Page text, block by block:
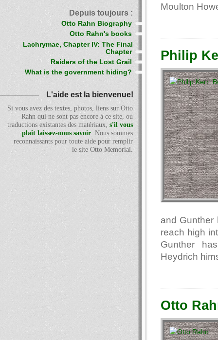
Moulton
Philip
and Gunther
reach high
Gunther
Heydrich
Otto
Depuis toujours :
Otto Rahn Biography
Otto Rahn's books
Lachrymae, Chapter IV: The Final
Chapter
Raiders of the Lost Grail
What is the government hiding?
L'aide est la bienvenue!
Si vous avez des textes, photos, liens sur Otto
Rahn qui ne sont pas encore à ce site, ou
traductions existantes des matériaux, s'il vous
plaît laissez-nous savoir. Nous sommes
reconnaissants pour toute aide pour remplir
le site Otto Memorial.